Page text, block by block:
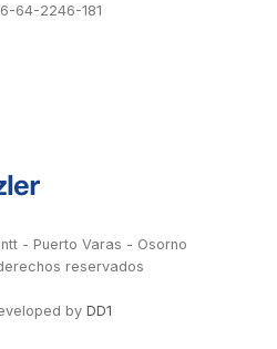
64-2246-181
- Puerto Varas - Osorno
reservados
by DD1